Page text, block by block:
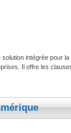
intégrée pour
Il offre les